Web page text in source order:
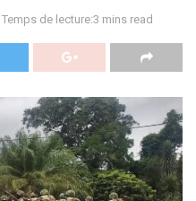
Temps de lecture:3 mins read